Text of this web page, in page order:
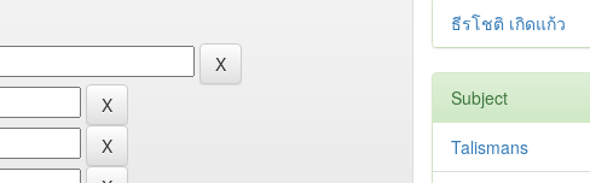
ธีรโชติ เกิดแก้ว
Subject
Talismans